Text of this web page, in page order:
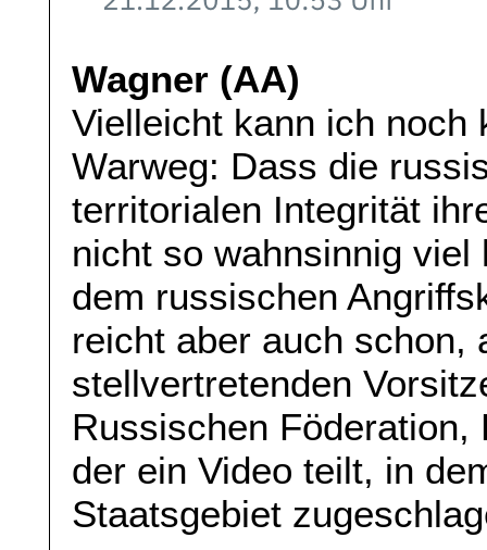
Wagner (AA)
Vielleicht kann ich noch
Warweg: Dass die
territorialen Integrität
nicht so wahnsinnig
dem russischen
reicht aber auch schon,
stellvertretenden
Russischen Föderation,
der ein Video teilt, in
Staatsgebiet